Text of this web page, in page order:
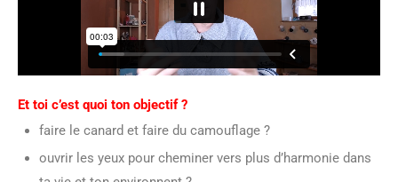
Et toi c’est quoi ton objectif ?
faire le canard et faire du camouflage ?
ouvrir les yeux pour cheminer vers plus d’harmonie dans